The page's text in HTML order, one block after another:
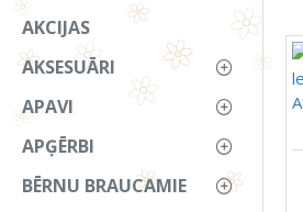
AKCIJAS
AKSESUĀRI
APAVI
APĢĒRBI
BĒRNU BRAUCAMIE